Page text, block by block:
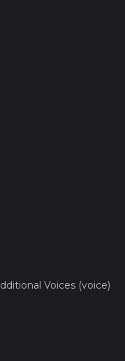
Voices (voice)